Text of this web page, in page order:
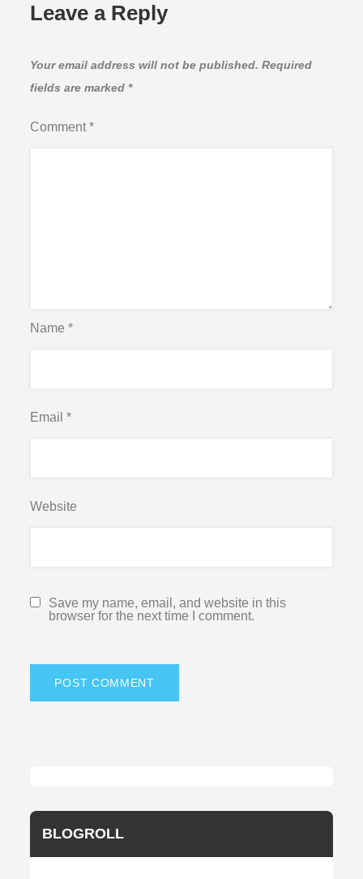
Leave a Reply
Your email address will not be published. Required
fields are marked *
Comment*
Name*
Email*
Website
Save my name, email, and website in this
browser for the next time I comment.
BLOGROLL